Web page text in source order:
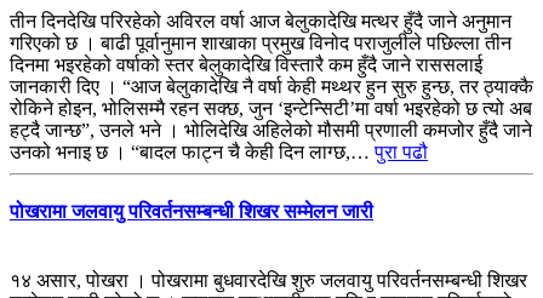
तीन दिनदेखि परिरहेको अविरल वर्षा आज बेलुकादेखि मत्थर हुँदै जाने अनुमान
गरिएको छ । बाढी पूर्वानुमान शाखाका प्रमुख विनोद पराजुलीले पछिल्ला तीन
दिनमा भइरहेको वर्षाको स्तर बेलुकादेखि विस्तारै कम हुँदै जाने राससलाई
जानकारी दिए । “आज बेलुकादेखि नै वर्षा केही मथ्थर हुन सुरु हुन्छ, तर ठ्याक्कै
रोकिने होइन, भोलिसम्मै रहन सक्छ, जुन ‘इन्टेन्सिटी’मा वर्षा भइरहेको छ त्यो अब
हट्दै जान्छ”, उनले भने । भोलिदेखि अहिलेको मौसमी प्रणाली कमजोर हुँदै जाने
उनको भनाइ छ । “बादल फाट्न चै केही दिन लाग्छ,…पुरा पढौ
पोखरामा जलवायु परिवर्तनसम्बन्धी शिखर सम्मेलन जारी
१४ असार, पोखरा । पोखरामा बुधवारदेखि शुरु जलवायु परिवर्तनसम्बन्धी शिखर